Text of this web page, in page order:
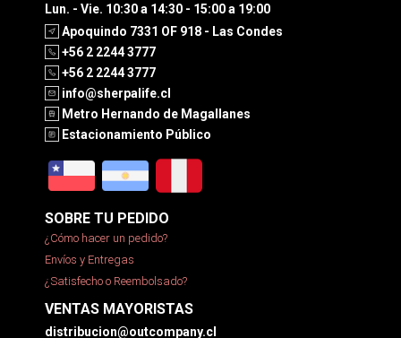
Lun. - Vie. 10:30 a 14:30 - 15:00 a 19:00
Apoquindo 7331 OF 918 - Las Condes
+56 2 2244 3777
+56 2 2244 3777
info@sherpalife.cl
Metro Hernando de Magallanes
Estacionamiento Público
SOBRE TU PEDIDO
¿Cómo hacer un pedido?
Envíos y Entregas
¿Satisfecho o Reembolsado?
VENTAS MAYORISTAS
distribucion@outcompany.cl